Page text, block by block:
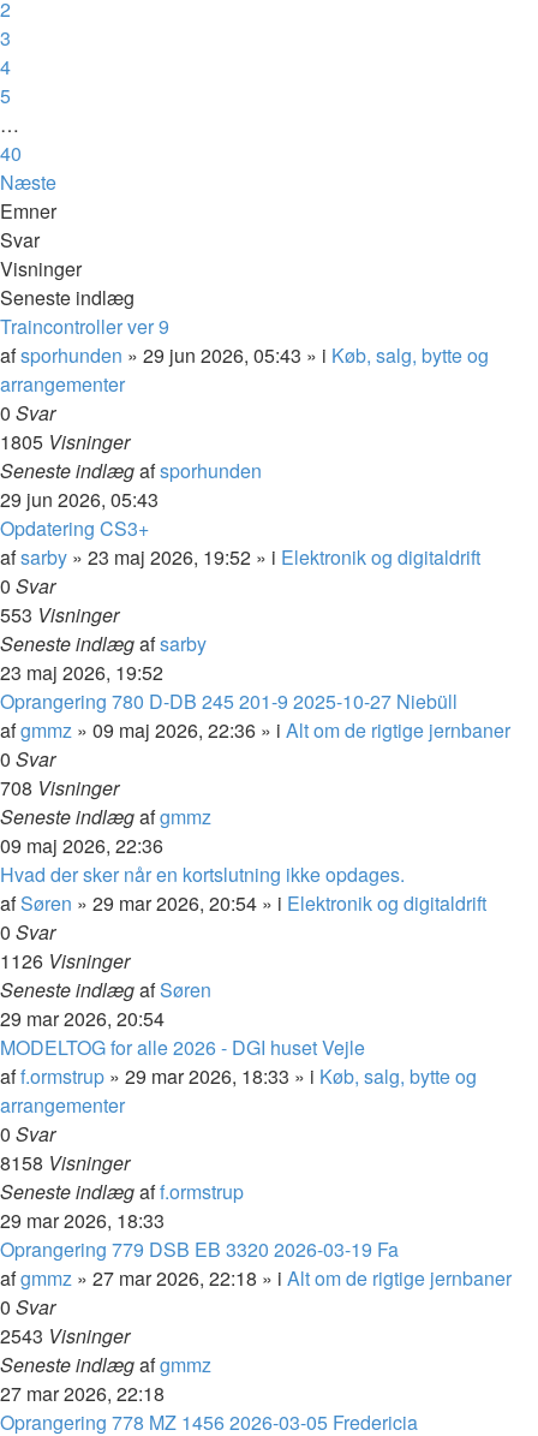
2
3
4
5
…
40
Næste
Emner
Svar
Visninger
Seneste indlæg
Traincontroller ver 9
afsporhunden » 29 jun 2026, 05:43 » i Køb, salg, bytte og
arrangementer
0 Svar
1805 Visninger
Seneste indlægafsporhunden
29 jun 2026, 05:43
Opdatering CS3+
afsarby » 23 maj 2026, 19:52 » i Elektronik og digitaldrift
0 Svar
553 Visninger
Seneste indlægafsarby
23 maj 2026, 19:52
Oprangering 780 D-DB 245 201-9 2025-10-27 Niebüll
afgmmz » 09 maj 2026, 22:36 » i Alt om de rigtige jernbaner
0 Svar
708 Visninger
Seneste indlægafgmmz
09 maj 2026, 22:36
Hvad der sker når en kortslutning ikke opdages.
afSøren » 29 mar 2026, 20:54 » i Elektronik og digitaldrift
0 Svar
1126 Visninger
Seneste indlægafSøren
29 mar 2026, 20:54
MODELTOG for alle 2026 - DGI huset Vejle
aff.ormstrup » 29 mar 2026, 18:33 » i Køb, salg, bytte og
arrangementer
0 Svar
8158 Visninger
Seneste indlægaff.ormstrup
29 mar 2026, 18:33
Oprangering 779 DSB EB 3320 2026-03-19 Fa
afgmmz » 27 mar 2026, 22:18 » i Alt om de rigtige jernbaner
0 Svar
2543 Visninger
Seneste indlægafgmmz
27 mar 2026, 22:18
Oprangering 778 MZ 1456 2026-03-05 Fredericia